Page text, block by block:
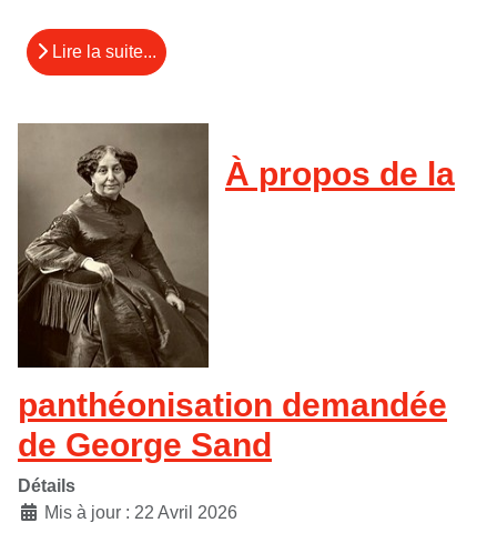
Lire la suite...
À propos de la
panthéonisation demandée
de George Sand
Détails
Mis à jour : 22 Avril 2026